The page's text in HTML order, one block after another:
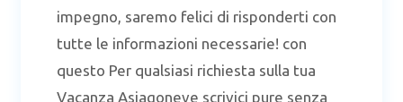
impegno, saremo felici di risponderti con
tutte le informazioni necessarie! con
questo Per qualsiasi richiesta sulla tua
Vacanza Asiagoneve scrivici pure senza